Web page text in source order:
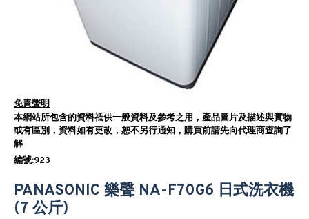
免責聲明
本網站所包含的資料祗供一般資料及參考之用，產品圖片及描述與實物
或有區別，資料如有更改，恕不另行通知，購買前請先向代理商查詢了
解
編號:923
PANASONIC 樂聲 NA-F70G6 日式洗衣機
(7 公斤)